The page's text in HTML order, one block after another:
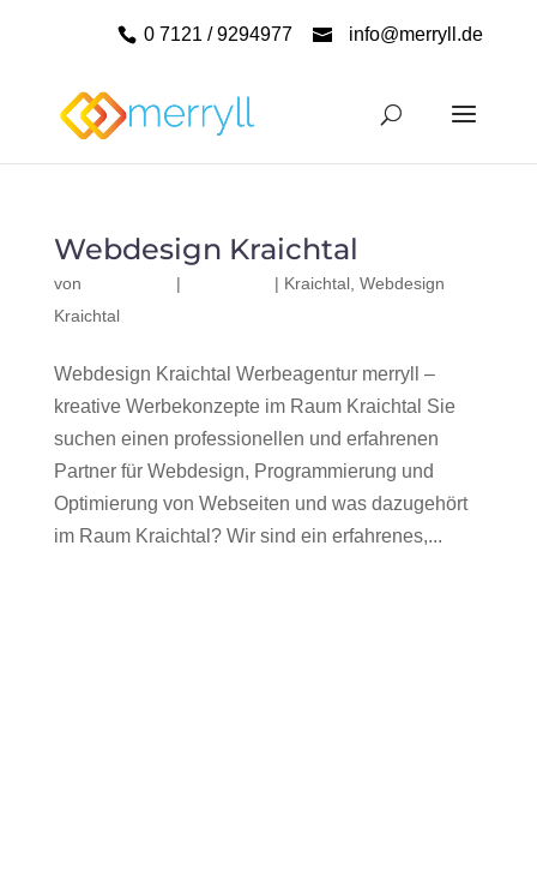
0 7121 / 9294977 info@merryll.de
Webdesign Kraichtal
von | | Kraichtal, Webdesign
Kraichtal
Webdesign Kraichtal Werbeagentur merryll –
kreative Werbekonzepte im Raum Kraichtal Sie
suchen einen professionellen und erfahrenen
Partner für Webdesign, Programmierung und
Optimierung von Webseiten und was dazugehört
im Raum Kraichtal? Wir sind ein erfahrenes,...